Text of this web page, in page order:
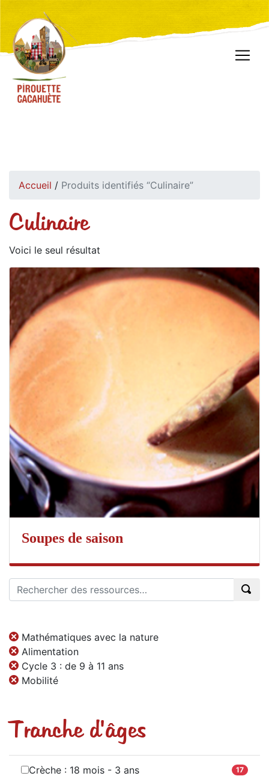
Accueil / Produits identifiés “Culinaire”
Culinaire
Voici le seul résultat
Soupes de saison
Mathématiques avec la nature
Alimentation
Cycle 3 : de 9 à 11 ans
Mobilité
Tranche d'âges
Crèche : 18 mois - 3 ans 17